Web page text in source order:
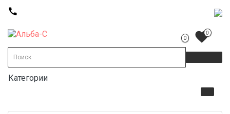
call
0 favorite
0
Категории